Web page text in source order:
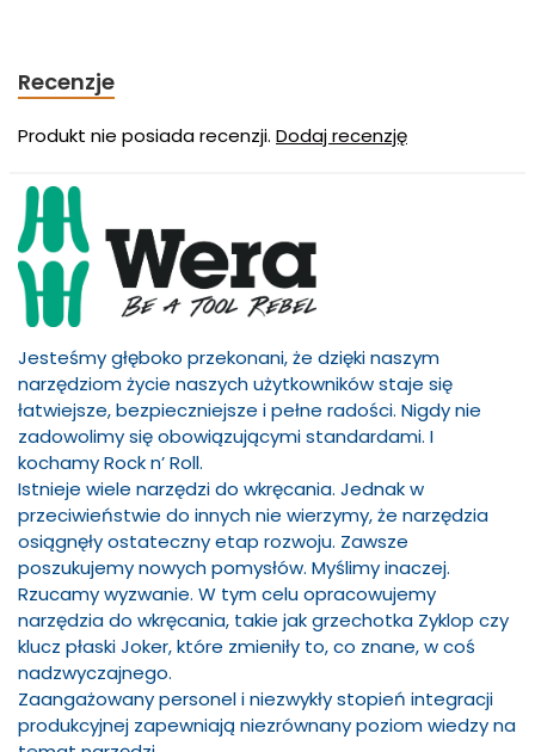
Recenzje
Produkt nie posiada recenzji. Dodaj recenzję
Jesteśmy głęboko przekonani, że dzięki naszym
narzędziom życie naszych użytkowników staje się
łatwiejsze, bezpieczniejsze i pełne radości. Nigdy nie
zadowolimy się obowiązującymi standardami. I
kochamy Rock n’ Roll.
Istnieje wiele narzędzi do wkręcania. Jednak w
przeciwieństwie do innych nie wierzymy, że narzędzia
osiągnęły ostateczny etap rozwoju. Zawsze
poszukujemy nowych pomysłów. Myślimy inaczej.
Rzucamy wyzwanie. W tym celu opracowujemy
narzędzia do wkręcania, takie jak grzechotka Zyklop czy
klucz płaski Joker, które zmieniły to, co znane, w coś
nadzwyczajnego.
Zaangażowany personel i niezwykły stopień integracji
produkcyjnej zapewniają niezrównany poziom wiedzy na